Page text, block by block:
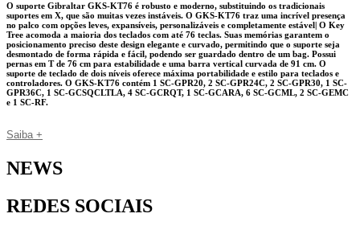
O suporte Gibraltar GKS-KT76 é robusto e moderno, substituindo os tradicionais
suportes em X, que são muitas vezes instáveis. O GKS-KT76 traz uma incrível presença
no palco com opções leves, expansíveis, personalizáveis e completamente estável| O Key
Tree acomoda a maioria dos teclados com até 76 teclas. Suas memórias garantem o
posicionamento preciso deste design elegante e curvado, permitindo que o suporte seja
desmontado de forma rápida e fácil, podendo ser guardado dentro de um bag. Possui
pernas em T de 76 cm para estabilidade e uma barra vertical curvada de 91 cm. O
suporte de teclado de dois níveis oferece máxima portabilidade e estilo para teclados e
controladores. O GKS-KT76 contém 1 SC-GPR20, 2 SC-GPR24C, 2 SC-GPR30, 1 SC-
GPR36C, 1 SC-GCSQCLTLA, 4 SC-GCRQT, 1 SC-GCARA, 6 SC-GCML, 2 SC-GEMC
e 1 SC-RF.
Saiba +
NEWS
REDES SOCIAIS